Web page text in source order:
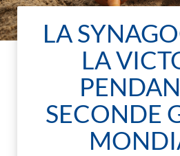
LA
LA
SECONDE